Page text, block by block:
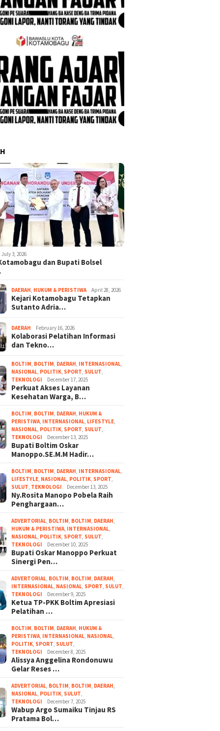
July 3, 2026
dan Bupati Bolsel
DAERAH, HUKUM & PERISTIWA April 28, 2026
Kejari Kotamobagu Tetapkan
Sutanto Adria…
DAERAH February 16, 2026
Kolaborasi Pelatihan Informasi
dan Tekno…
BOLTIM, BOLTIM, DAERAH, INTERNASIONAL,
NASIONAL, POLITIK, SPORT, SULUT,
TEKNOLOGI
December 17, 2025
Perkuat Akses Layanan
Kesehatan Warga, B…
BOLTIM, BOLTIM, DAERAH, HUKUM &
PERISTIWA, INTERNASIONAL, LIFESTYLE,
NASIONAL, POLITIK, SPORT, SULUT,
TEKNOLOGI
December 13, 2025
Bupati Boltim Oskar
Manoppo.SE.M.M Hadir…
BOLTIM, BOLTIM, DAERAH, INTERNASIONAL,
LIFESTYLE, NASIONAL, POLITIK, SPORT,
SULUT, TEKNOLOGI December 13, 2025
Ny.Rosita Manopo Pobela Raih
Penghargaan…
ADVERTORIAL, BOLTIM, BOLTIM, DAERAH,
HUKUM & PERISTIWA, INTERNASIONAL,
NASIONAL, POLITIK, SPORT, SULUT,
TEKNOLOGI
December 10, 2025
Bupati Oskar Manoppo Perkuat
Sinergi Pen…
ADVERTORIAL, BOLTIM, BOLTIM, DAERAH,
INTERNASIONAL, NASIONAL, SPORT, SULUT,
TEKNOLOGI
December 9, 2025
Ketua TP-PKK Boltim Apresiasi
Pelatihan …
BOLTIM, BOLTIM, DAERAH, HUKUM &
PERISTIWA, INTERNASIONAL, NASIONAL,
POLITIK, SPORT, SULUT,
TEKNOLOGI
December 8, 2025
Alissya Anggelina Rondonuwu
Gelar Reses …
ADVERTORIAL, BOLTIM, BOLTIM, DAERAH,
NASIONAL, POLITIK, SULUT,
TEKNOLOGI
December 7, 2025
Wabup Argo Sumaiku Tinjau RS
Pratama Bol…